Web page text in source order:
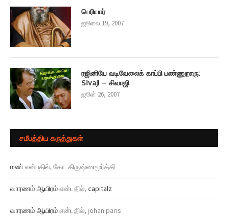
பெரியார்
ஜூலை 19, 2007
ரஜினியே வடிவேலைக் காப்பி பண்ணுறாரு:
Sivaji – சிவாஜி
ஜூன் 26, 2007
சமீபத்திய கருத்துகள்
ம‌ண்என்பதில், கோ. கிருஷ்ண‌மூர்த்தி
வார‌ண‌ம் ஆயிர‌ம்என்பதில், capitalz
வார‌ண‌ம் ஆயிர‌ம்என்பதில், johan paris